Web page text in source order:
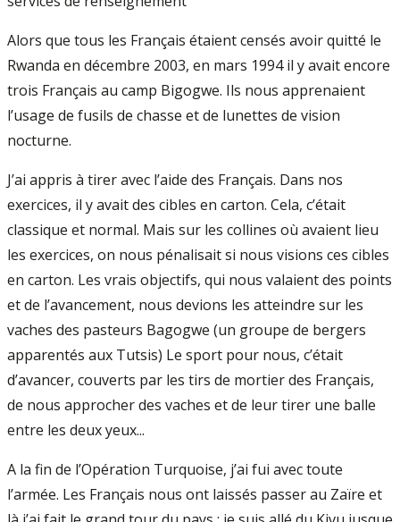
Alors que tous les Français étaient censés avoir quitté le
Rwanda en décembre 2003, en mars 1994 il y avait encore
trois Français au camp Bigogwe. Ils nous apprenaient
l’usage de fusils de chasse et de lunettes de vision
nocturne.
J’ai appris à tirer avec l’aide des Français. Dans nos
exercices, il y avait des cibles en carton. Cela, c’était
classique et normal. Mais sur les collines où avaient lieu
les exercices, on nous pénalisait si nous visions ces cibles
en carton. Les vrais objectifs, qui nous valaient des points
et de l’avancement, nous devions les atteindre sur les
vaches des pasteurs Bagogwe (un groupe de bergers
apparentés aux Tutsis) Le sport pour nous, c’était
d’avancer, couverts par les tirs de mortier des Français,
de nous approcher des vaches et de leur tirer une balle
entre les deux yeux...
A la fin de l’Opération Turquoise, j’ai fui avec toute
l’armée. Les Français nous ont laissés passer au Zaïre et